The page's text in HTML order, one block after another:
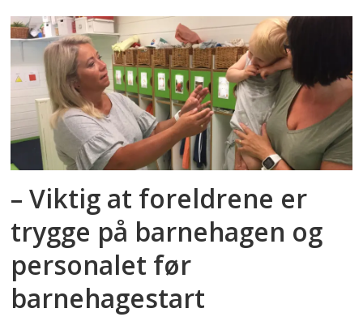
– Viktig at foreldrene er
trygge på barnehagen og
personalet før
barnehagestart